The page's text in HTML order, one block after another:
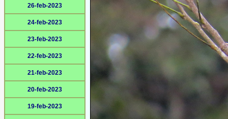
26-feb-2023
24-feb-2023
23-feb-2023
22-feb-2023
21-feb-2023
20-feb-2023
19-feb-2023